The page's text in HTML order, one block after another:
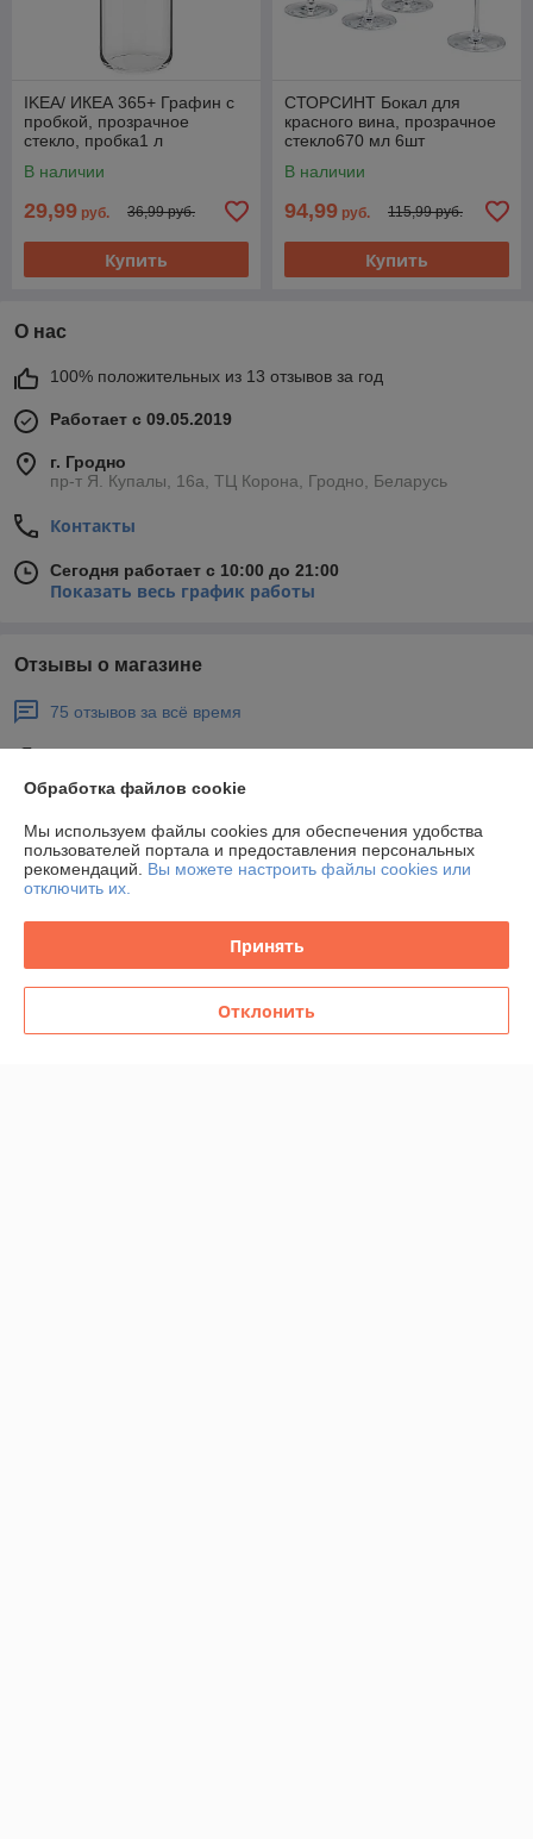
IKEA/ ИКЕА 365+ Графин с
пробкой, прозрачное
стекло, пробка1 л
В наличии
29,99 руб. 36,99 руб.
Купить
СТОРСИНТ Бокал для
красного вина, прозрачное
стекло670 мл 6шт
В наличии
94,99 руб. 115,99 руб.
Купить
О нас
100% положительных из 13 отзывов за год
Работает с 09.05.2019
г. Гродно
пр-т Я. Купалы, 16а, ТЦ Корона, Гродно, Беларусь
Контакты
Сегодня работает с 10:00 до 21:00
Показать весь график работы
Отзывы о магазине
75 отзывов за всё время
Отлично
Очень быстро связались, очень быстро выслали и уже через пару
дней товар мне приехал в отделение, спасибо большое!
05.01.2026
Покупатель
Обработка файлов cookie
Мы используем файлы cookies для обеспечения удобства
пользователей портала и предоставления персональных
рекомендаций. Вы можете настроить файлы cookies или
отключить их.
Принять
Отклонить